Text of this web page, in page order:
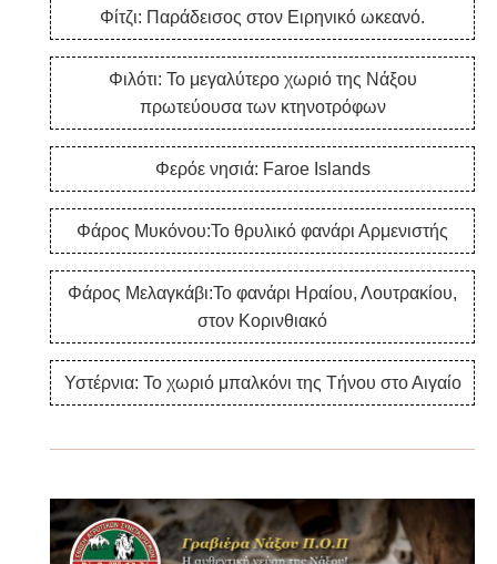
Φίτζι: Παράδεισος στον Ειρηνικό ωκεανό.
Φιλότι: Το μεγαλύτερο χωριό της Νάξου
πρωτεύουσα των κτηνοτρόφων
Φερόε νησιά: Faroe Islands
Φάρος Μυκόνου:Το θρυλικό φανάρι Αρμενιστής
Φάρος Μελαγκάβι:Το φανάρι Ηραίου, Λουτρακίου,
στον Κορινθιακό
Υστέρνια: Το χωριό μπαλκόνι της Τήνου στο Αιγαίο